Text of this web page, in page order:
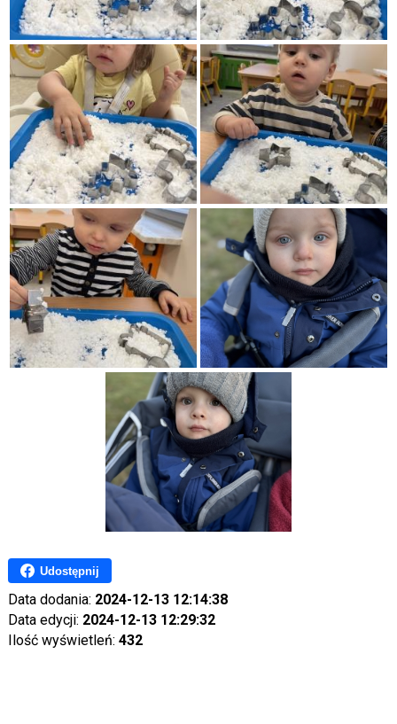
Udostępnij
Data dodania: 2024-12-13 12:14:38
Data edycji: 2024-12-13 12:29:32
Ilość wyświetleń: 432